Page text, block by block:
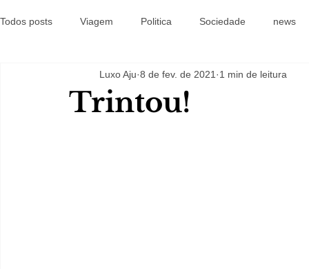
Todos posts Viagem Politica Sociedade news
Trintou!
Luxo Aju 8 de fev. de 2021 1 min de leitura